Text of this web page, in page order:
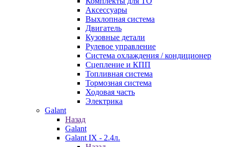
Аксессуары
Выхлопная система
Двигатель
Кузовные детали
Рулевое управление
Система охлаждения / кондиционер
Сцепление и КПП
Топливная система
Тормозная система
Ходовая часть
Электрика
Galant
Назад
Galant
Galant IX - 2.4л.